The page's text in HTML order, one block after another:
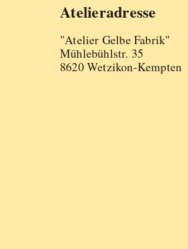
Atelieradresse
"Atelier Gelbe Fabrik"
Mühlebühlstr. 35
8620 Wetzikon-Kempten